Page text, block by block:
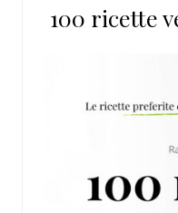
100 ricette